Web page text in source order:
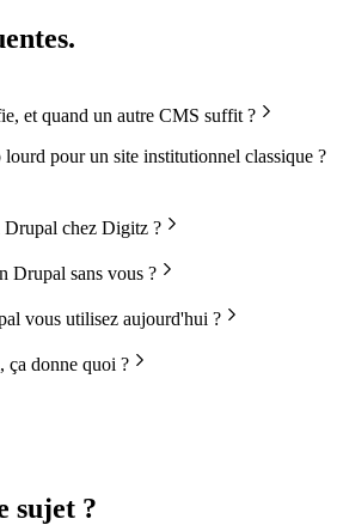
.
et quand un autre CMS suffit ?
pour un site institutionnel classique ?
Drupal chez Digitz ?
Drupal sans vous ?
vous utilisez aujourd'hui ?
ça donne quoi ?
sujet ?